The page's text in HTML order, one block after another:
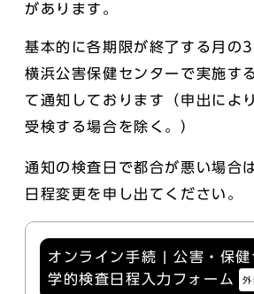
があります。
基本的に各期限が終了する月の3
横浜公害保健センターで実施す
て通知しております（申出によ
受検する場合を除く。）
通知の検査日で都合が悪い場合
日程変更を申し出てください。
オンライン手続 | 公害・保健
学的検査日程入力フォーム
外